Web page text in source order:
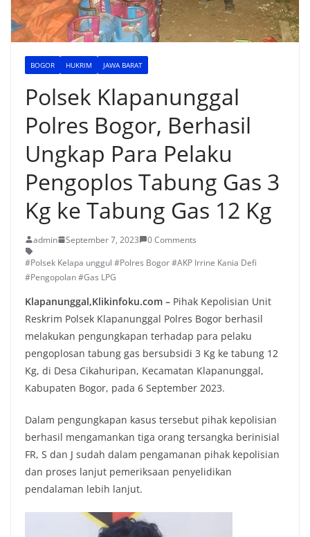
BOGOR HUKRIM JAWA BARAT
Polsek Klapanunggal
Polres Bogor, Berhasil
Ungkap Para Pelaku
Pengoplos Tabung Gas 3
Kg ke Tabung Gas 12 Kg
admin September 7, 2023
0 Comments
#Polsek Kelapa unggul #Polres Bogor #AKP Irrine Kania Defi
#Pengopolan #Gas LPG
Klapanunggal,Klikinfoku.com – Pihak Kepolisian Unit
Reskrim Polsek Klapanunggal Polres Bogor berhasil
melakukan pengungkapan terhadap para pelaku
pengoplosan tabung gas bersubsidi 3 Kg ke tabung 12
Kg, di Desa Cikahuripan, Kecamatan Klapanunggal,
Kabupaten Bogor, pada 6 September 2023.
Dalam pengungkapan kasus tersebut pihak kepolisian
berhasil mengamankan tiga orang tersangka berinisial
FR, S dan J sudah dalam pengamanan pihak kepolisian
dan proses lanjut pemeriksaan penyelidikan
pendalaman lebih lanjut.